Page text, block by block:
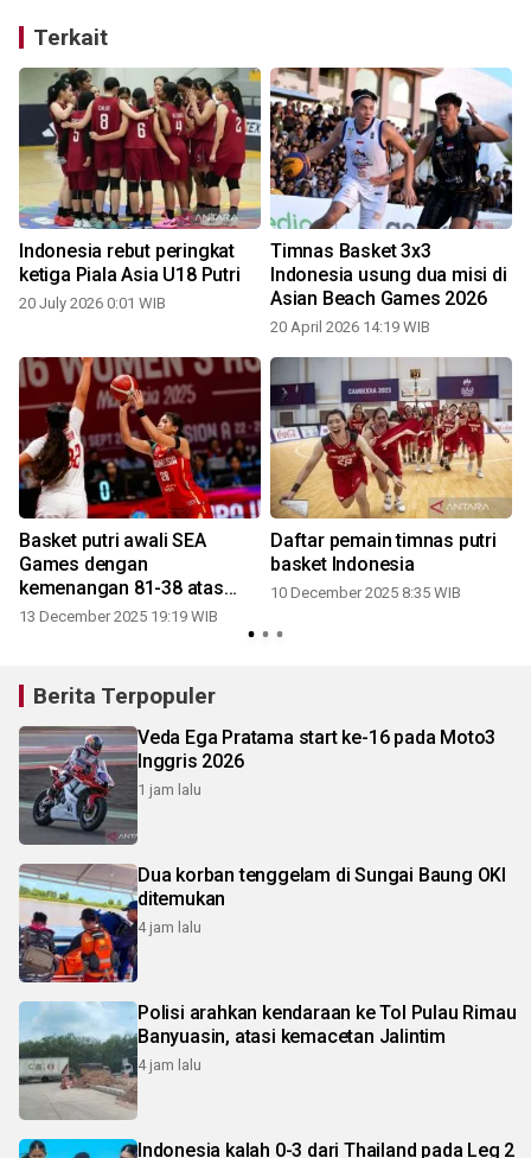
Terkait
Indonesia rebut peringkat
ketiga Piala Asia U18 Putri
20 July 2026 0:01 WIB
Timnas Basket 3x3
Indonesia usung dua misi di
Asian Beach Games 2026
20 April 2026 14:19 WIB
Basket putri awali SEA
Games dengan
kemenangan 81-38 atas
Vietnam
13 December 2025 19:19 WIB
Daftar pemain timnas putri
basket Indonesia
10 December 2025 8:35 WIB
Berita Terpopuler
Veda Ega Pratama start ke-16 pada Moto3
Inggris 2026
1 jam lalu
Dua korban tenggelam di Sungai Baung OKI
ditemukan
4 jam lalu
Polisi arahkan kendaraan ke Tol Pulau Rimau
Banyuasin, atasi kemacetan Jalintim
4 jam lalu
Indonesia kalah 0-3 dari Thailand pada Leg 2